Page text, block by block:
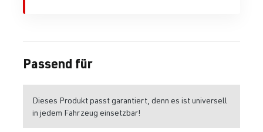
Passend für
Dieses Produkt passt garantiert, denn es ist universell
in jedem Fahrzeug einsetzbar!